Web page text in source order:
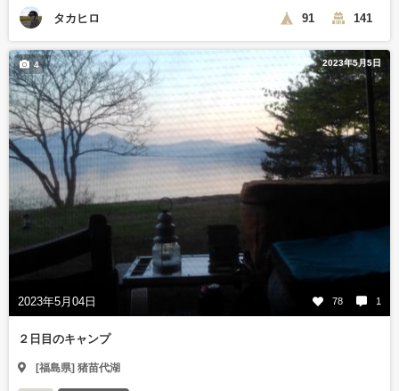
タカヒロ 91 141
2023年5月5日
2023年5月04日 78 1
4
２日目のキャンプ
[福島県] 猪苗代湖